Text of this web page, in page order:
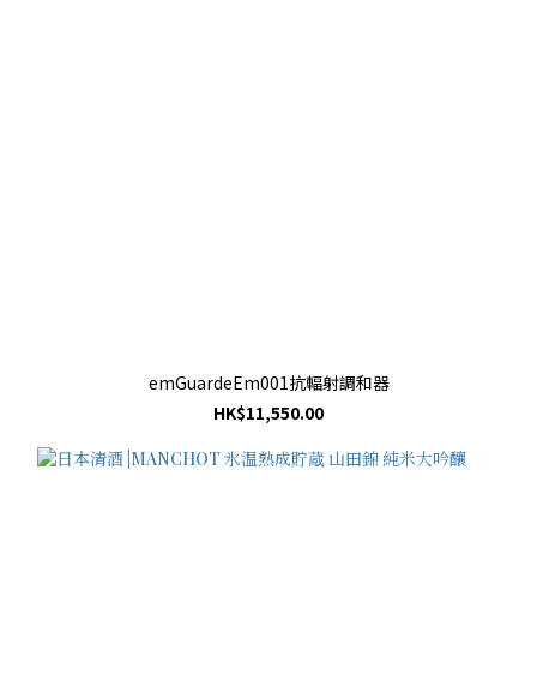
emGuardeEm001抗輻射調和器
HK$11,550.00